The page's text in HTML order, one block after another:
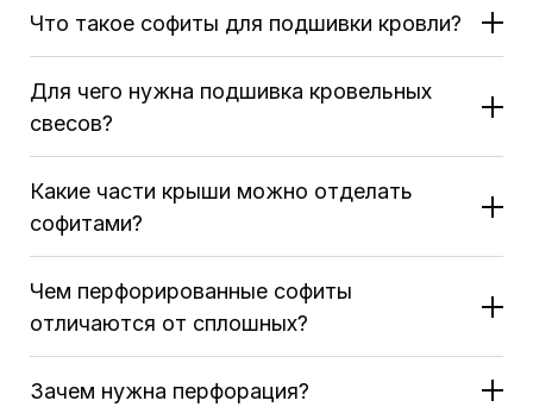
Что такое софиты для подшивки кровли?
Для чего нужна подшивка кровельных
свесов?
Какие части крыши можно отделать
софитами?
Чем перфорированные софиты
отличаются от сплошных?
Зачем нужна перфорация?